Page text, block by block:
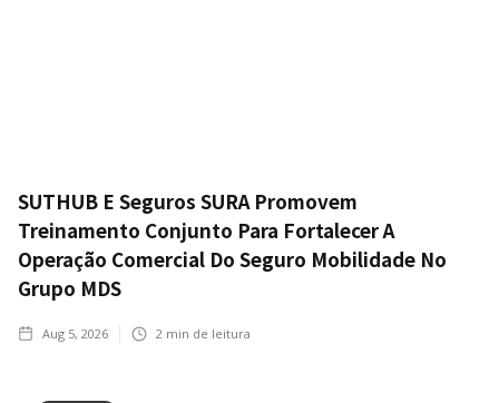
SUTHUB E Seguros SURA Promovem
Treinamento Conjunto Para Fortalecer A
Operação Comercial Do Seguro Mobilidade No
Grupo MDS
Aug 5, 2026 2 min de leitura